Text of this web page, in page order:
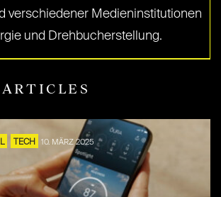
verschiedener Medieninstitutionen
und Drehbucherstellung.
TECH 10. MÄRZ 2025